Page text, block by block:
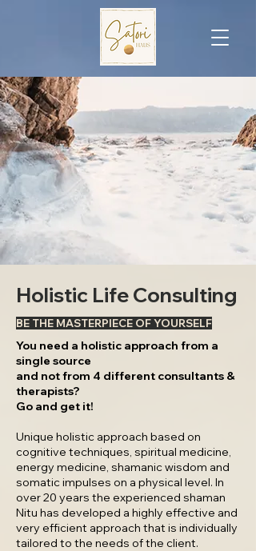
Holistic Life Consulting
BE THE MASTERPIECE OF YOURSELF
You need a holistic approach from a
single source
and not from 4 different consultants &
therapists?
Go and get it!
Unique holistic approach based on
cognitive techniques, spiritual medicine,
energy medicine, shamanic wisdom and
somatic impulses on a physical level. In
over 20 years the experienced shaman
Nitu has developed a highly effective and
very efficient approach that is individually
tailored to the needs of the client.